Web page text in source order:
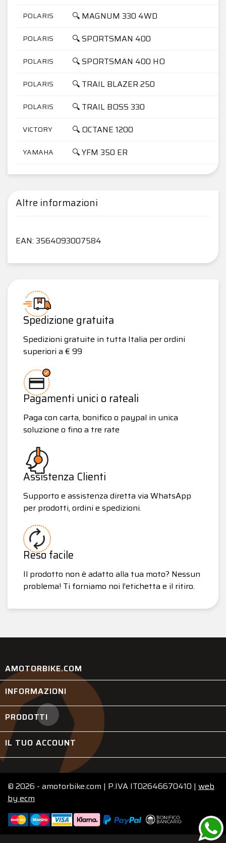
POLARIS 🔍 MAGNUM 330 4WD
POLARIS 🔍 SPORTSMAN 400
POLARIS 🔍 SPORTSMAN 400 HO
POLARIS 🔍 TRAIL BLAZER 250
POLARIS 🔍 TRAIL BOSS 330
VICTORY 🔍 OCTANE 1200
YAMAHA 🔍 YFM 350 ER
Altre informazioni
EAN: 3564093007584
Spedizione gratuita
Spedizioni gratuite in tutta Italia per ordini
superiori a € 99
Pagamenti unici o rateali
Paga con carta, bonifico o paypal in unica
soluzione o fino a tre rate
Assistenza Clienti
Supporto e assistenza diretta via WhatsApp
per prodotti, ordini e spedizioni.
Reso facile
Il prodotto non è adatto alla tua moto? Nessun
problema! Ti forniamo noi l’etichetta e il ritiro.
AMOTORBIKE.COM
INFORMAZIONI
PRODOTTI
IL TUO ACCOUNT
© 2026 - amotorbike.com | P.IVA IT02646670410 | web
byecm